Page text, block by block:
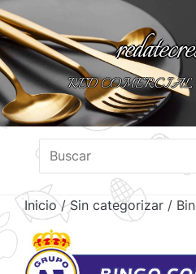
RED COMERCIAL
Inicio/Sin categorizar /